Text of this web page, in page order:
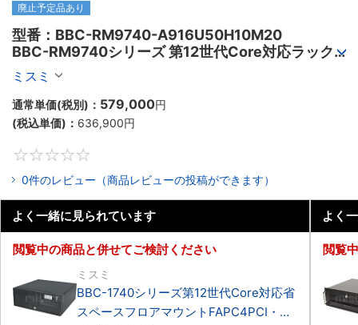
廃止予定品あり
型番：BBC-RM9740-A916U50H10M20
BBC-RM9740シリーズ 第12世代Core対応ラック
マウントFAPC4PCI・3PCIe
ミスミ
通常単価(税別)： 579,000円
(税込単価)： 636,900円
0件のレビュー（商品レビューの投稿ができます）
よく一緒に見られています
閲覧中の商品と併せてご検討ください
ミスミ
BBC-1740シリーズ第12世代Core対応省
スペースフロアマウントFAPC4PCI・
よく
閲覧